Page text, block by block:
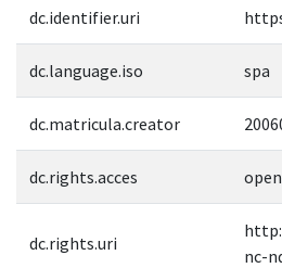
dc.identifier.uri
dc.language.iso spa
dc.matricula.creator
dc.rights.acces
dc.rights.uri
nc-